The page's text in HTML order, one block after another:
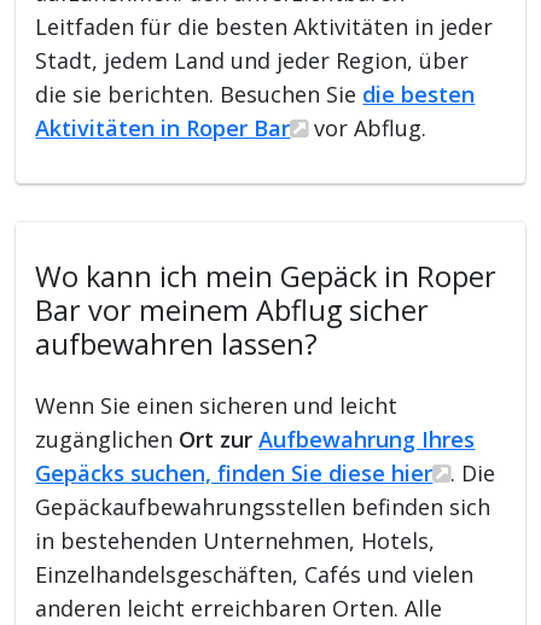
Leitfaden für die besten Aktivitäten in jeder
Stadt, jedem Land und jeder Region, über
die sie berichten. Besuchen Sie die besten
Aktivitäten in Roper Bar
vor Abflug.
Wo kann ich mein Gepäck in Roper
Bar vor meinem Abflug sicher
aufbewahren lassen?
Wenn Sie einen sicheren und leicht
zugänglichen Ort zurAufbewahrung Ihres
Gepäcks suchen, finden Sie diese hier
. Die
Gepäckaufbewahrungsstellen befinden sich
in bestehenden Unternehmen, Hotels,
Einzelhandelsgeschäften, Cafés und vielen
anderen leicht erreichbaren Orten. Alle